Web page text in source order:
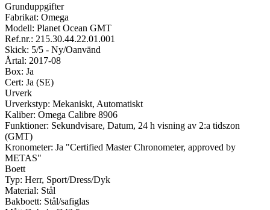
Grunduppgifter
Fabrikat: Omega
Modell: Planet Ocean GMT
Ref.nr.: 215.30.44.22.01.001
Skick: 5/5 - Ny/Oanvänd
Årtal: 2017-08
Box: Ja
Cert: Ja (SE)
Urverk
Urverkstyp: Mekaniskt, Automatiskt
Kaliber: Omega Calibre 8906
Funktioner: Sekundvisare, Datum, 24 h visning av 2:a tidszon
(GMT)
Kronometer: Ja "Certified Master Chronometer, approved by
METAS"
Boett
Typ: Herr, Sport/Dress/Dyk
Material: Stål
Bakboett: Stål/safiglas